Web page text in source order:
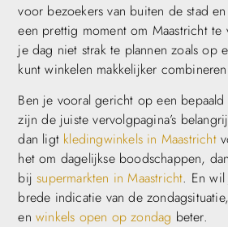
voor bezoekers van buiten de stad
een prettig moment om Maastricht te
je dag niet strak te plannen zoals op
kunt winkelen makkelijker
Ben je vooral gericht op een
zijn de juiste vervolgpagina’s
dan ligt kledingwinkels in Maastricht
het om dagelijkse boodschappen,
bijsupermarkten in Maastricht. En
brede indicatie van de
en winkels open op zondag beter.